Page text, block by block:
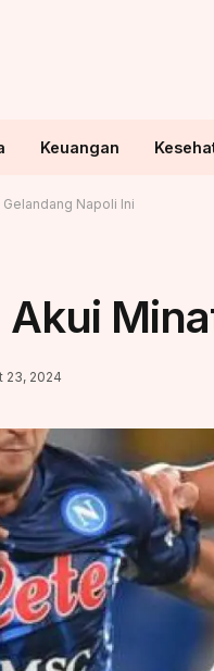
Keuangan
Napoli Ini
23, 2024